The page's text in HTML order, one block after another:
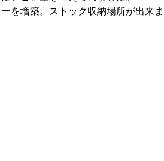
を増築。ストック収納場所が出来ま